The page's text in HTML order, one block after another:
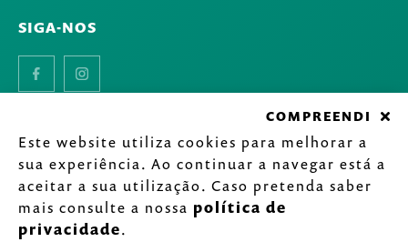
SIGA-NOS
FacebookInstagram
2020-2026 Inarel - Indústria de Lava-louças Inox, S.A.
Todos os direitos reservados.Política de Privacidade
by
COMPREENDI
Este website utiliza cookies para melhorar a
sua experiência. Ao continuar a navegar está a
aceitar a sua utilização. Caso pretenda saber
mais consulte a nossa política de
privacidade.